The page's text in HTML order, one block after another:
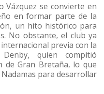
Vázquez se convierte en
en formar parte de la
un hito histórico para
No obstante, el club ya
previa con la
quien compitió
de Gran Bretaña, lo que
Nadamas para desarrollar